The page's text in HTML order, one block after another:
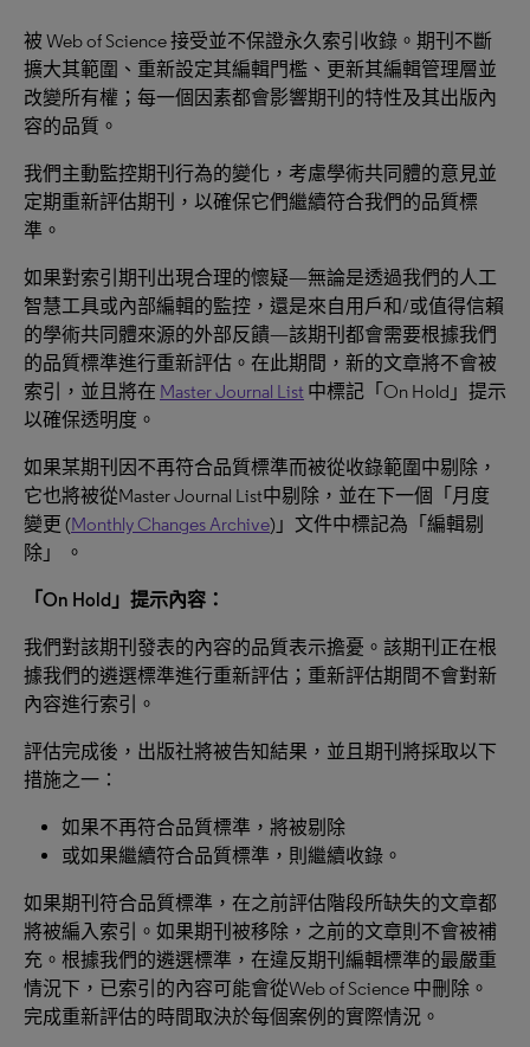
被 Web of Science 接受並不保證永久索引收錄。期刊不斷
擴大其範圍、重新設定其編輯門檻、更新其編輯管理層並
改變所有權；每一個因素都會影響期刊的特性及其出版內
容的品質。
我們主動監控期刊行為的變化，考慮學術共同體的意見並
定期重新評估期刊，以確保它們繼續符合我們的品質標
準。
如果對索引期刊出現合理的懷疑—無論是透過我們的人工
智慧工具或內部編輯的監控，還是來自用戶和/或值得信賴
的學術共同體來源的外部反饋—該期刊都會需要根據我們
的品質標準進行重新評估。在此期間，新的文章將不會被
索引，並且將在 Master Journal List 中標記「On Hold」提示
以確保透明度。
如果某期刊因不再符合品質標準而被從收錄範圍中剔除，
它也將被從Master Journal List中剔除，並在下一個「月度
變更 (Monthly Changes Archive)」文件中標記為「編輯剔
除」 。
「On Hold 」提示內容：
我們對該期刊發表的內容的品質表示擔憂。該期刊正在根
據我們的遴選標準進行重新評估；重新評估期間不會對新
內容進行索引。
評估完成後，出版社將被告知結果，並且期刊將採取以下
措施之一：
如果不再符合品質標準，將被剔除
或如果繼續符合品質標準，則繼續收錄。
如果期刊符合品質標準，在之前評估階段所缺失的文章都
將被編入索引。如果期刊被移除，之前的文章則不會被補
充。根據我們的遴選標準，在違反期刊編輯標準的最嚴重
情況下，已索引的內容可能會從Web of Science 中刪除。
完成重新評估的時間取決於每個案例的實際情況。